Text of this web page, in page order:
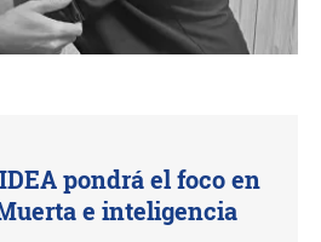
pondrá el foco en
e inteligencia